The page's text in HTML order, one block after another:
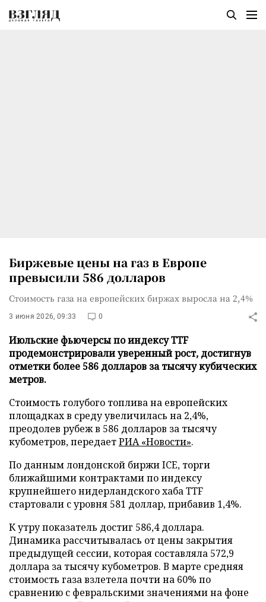
Биржевые цены на газ в Европе
превысили 586 долларов
Стоимость газа на европейских биржах выросла на 2,4%
3 июня 2026, 09:33 0
Июльские фьючерсы по индексу TTF
продемонстрировали уверенный рост, достигнув
отметки более 586 долларов за тысячу кубических
метров.
Стоимость голубого топлива на европейских
площадках в среду увеличилась на 2,4%,
преодолев рубеж в 586 долларов за тысячу
кубометров, передаетРИА «Новости».
По данным лондонской биржи ICE, торги
ближайшими контрактами по индексу
крупнейшего нидерландского хаба TTF
стартовали с уровня 581 доллар, прибавив 1,4%.
К утру показатель достиг 586,4 доллара.
Динамика рассчитывалась от цены закрытия
предыдущей сессии, которая составляла 572,9
доллара за тысячу кубометров. В марте средняя
стоимость газа взлетела почти на 60% по
сравнению с февральскими значениями на фоне